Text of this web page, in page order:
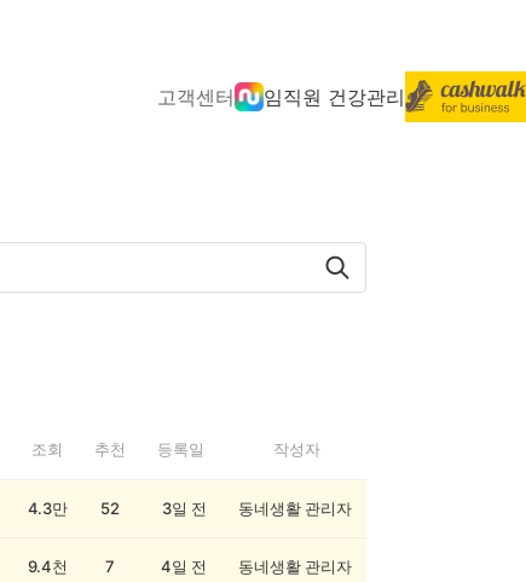
고객센터 임직원 건강관리
조회 추천 등록일 작성자
4.3만 52 3일 전 동네생활 관리자
9.4천 7 4일 전 동네생활 관리자